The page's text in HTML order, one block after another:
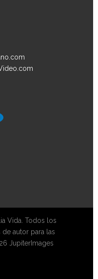
Vida. Todos los
autor para las
JupiterImages